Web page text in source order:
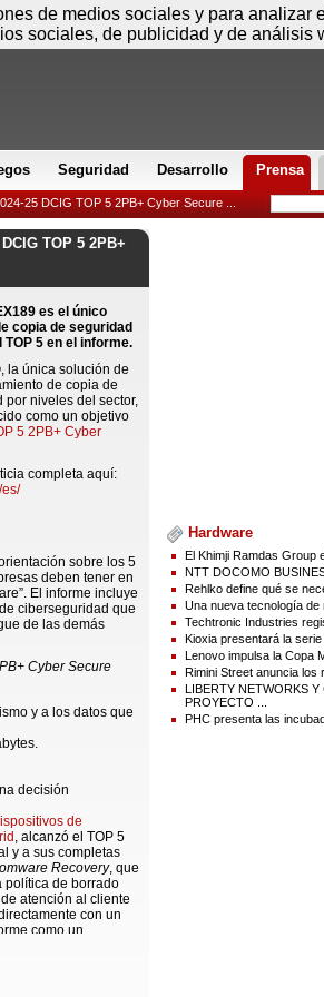
Seguridad Desarrollo Prensa
25 DCIG TOP 5 2PB+ Cyber Secure ...
TOP 5 2PB+
es el único
copia de seguridad
5 en el informe.
la única solución de
de copia de
por niveles del sector,
como un objetivo
5 2PB+ Cyber
completa aquí:
sobre los 5
deben tener en
El informe incluye
ciberseguridad que
de las demás
Cyber Secure
y a los datos que
decisión
de
, alcanzó el TOP 5
y a sus completas
Recovery, que
política de borrado
atención al cliente
con un
como un
Hardware
El Khimji Ramdas Group
NTT DOCOMO
Rehlko define qué se
Una nueva tecnología de
Techtronic Industries
Kioxia presentará la serie
Lenovo impulsa la Copa
Rimini Street anuncia los
LIBERTY NETWORKS Y
PROYECTO ...
PHC presenta las
Viernes 07 de agosto -
de medios sociales y para analizar
sociales, de publicidad y de análisis